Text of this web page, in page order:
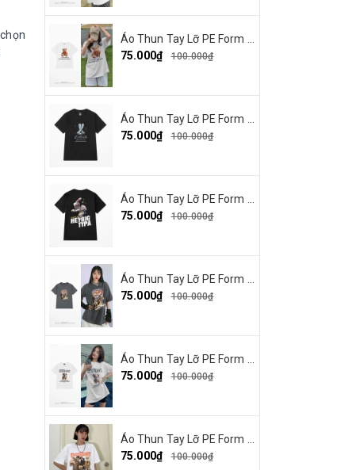
75.000₫
100.000₫
75.000₫
100.000₫
75.000₫
100.000₫
75.000₫
100.000₫
75.000₫
100.000₫
75.000₫
100.000₫